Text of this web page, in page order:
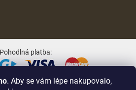
. Aby se vám lépe nakupovalo,
Pohodlná platba:
způsoby dopravy: